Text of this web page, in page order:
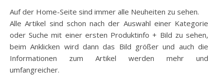
Auf der Home-Seite sind immer alle Neuheiten zu sehen.
Alle Artikel sind schon nach der Auswahl einer Kategorie
oder Suche mit einer ersten Produktinfo + Bild zu sehen,
beim Anklicken wird dann das Bild größer und auch die
Informationen zum Artikel werden mehr und
umfangreicher.